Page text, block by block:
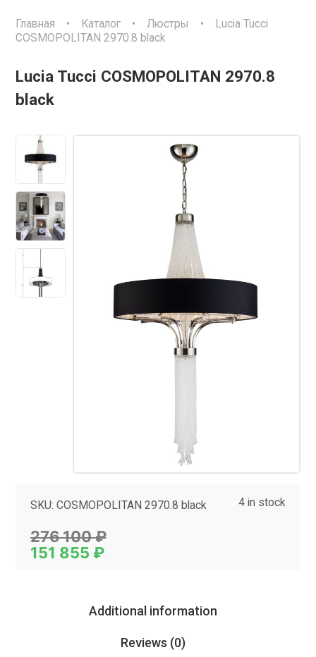
Главная • Каталог •Люстры •
Lucia Tucci
COSMOPOLITAN 2970.8 black
Lucia Tucci COSMOPOLITAN 2970.8
black
SKU: COSMOPOLITAN 2970.8 black
Category: Люстры
4 in stock
276 100₽
151 855 ₽
Additional information
Reviews (0)